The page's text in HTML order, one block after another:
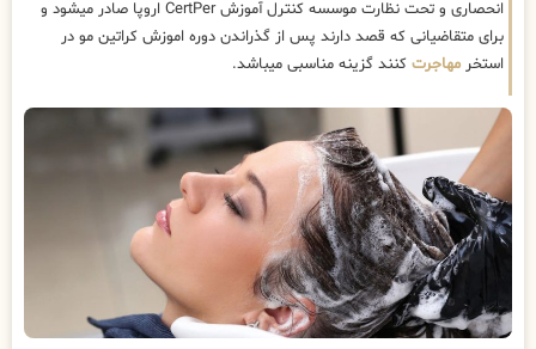
انحصاری و تحت نظارت موسسه کنترل آموزش CertPer اروپا صادر میشود و
برای متقاضیانی که قصد دارند پس از گذراندن دوره اموزش کراتین مو در
استخر مهاجرت کنند گزینه مناسبی میباشد.